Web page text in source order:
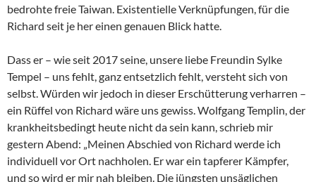
bedrohte freie Taiwan. Existentielle Verknüpfungen, für die
Richard seit je her einen genauen Blick hatte.
Dass er – wie seit 2017 seine, unsere liebe Freundin Sylke
Tempel – uns fehlt, ganz entsetzlich fehlt, versteht sich von
selbst. Würden wir jedoch in dieser Erschütterung verharren –
ein Rüffel von Richard wäre uns gewiss. Wolfgang Templin, der
krankheitsbedingt heute nicht da sein kann, schrieb mir
gestern Abend: „Meinen Abschied von Richard werde ich
individuell vor Ort nachholen. Er war ein tapferer Kämpfer,
und so wird er mir nah bleiben. Die jüngsten unsäglichen